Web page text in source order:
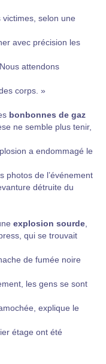
selon une
avec précision les
attendons
corps. »
bonbonnes de gaz
ne semble plus tenir,
a endommagé le
photos de l’événement
détruite du
explosion sourde
qui se trouvait
de fumée noire
les gens se sont
explique le
étage ont été